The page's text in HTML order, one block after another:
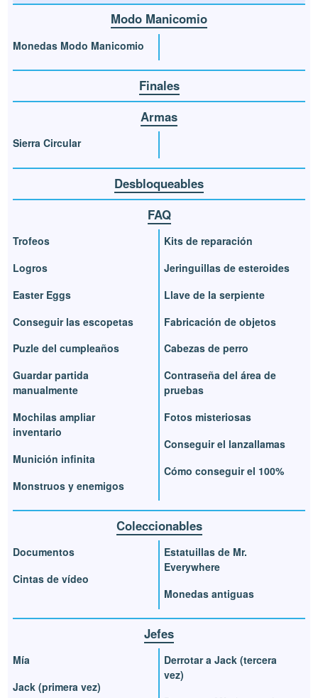
Modo Manicomio
Monedas Modo Manicomio
Finales
Armas
Sierra Circular
Desbloqueables
FAQ
Trofeos
Logros
Easter Eggs
Conseguir las escopetas
Puzle del cumpleaños
Guardar partida
manualmente
Mochilas ampliar
inventario
Munición infinita
Monstruos y enemigos
Kits de reparación
Jeringuillas de esteroides
Llave de la serpiente
Fabricación de objetos
Cabezas de perro
Contraseña del área de
pruebas
Fotos misteriosas
Conseguir el lanzallamas
Cómo conseguir el 100%
Coleccionables
Documentos
Cintas de vídeo
Estatuillas de Mr.
Everywhere
Monedas antiguas
Jefes
Mía
Jack (primera vez)
Derrotar a Jack (tercera
vez)